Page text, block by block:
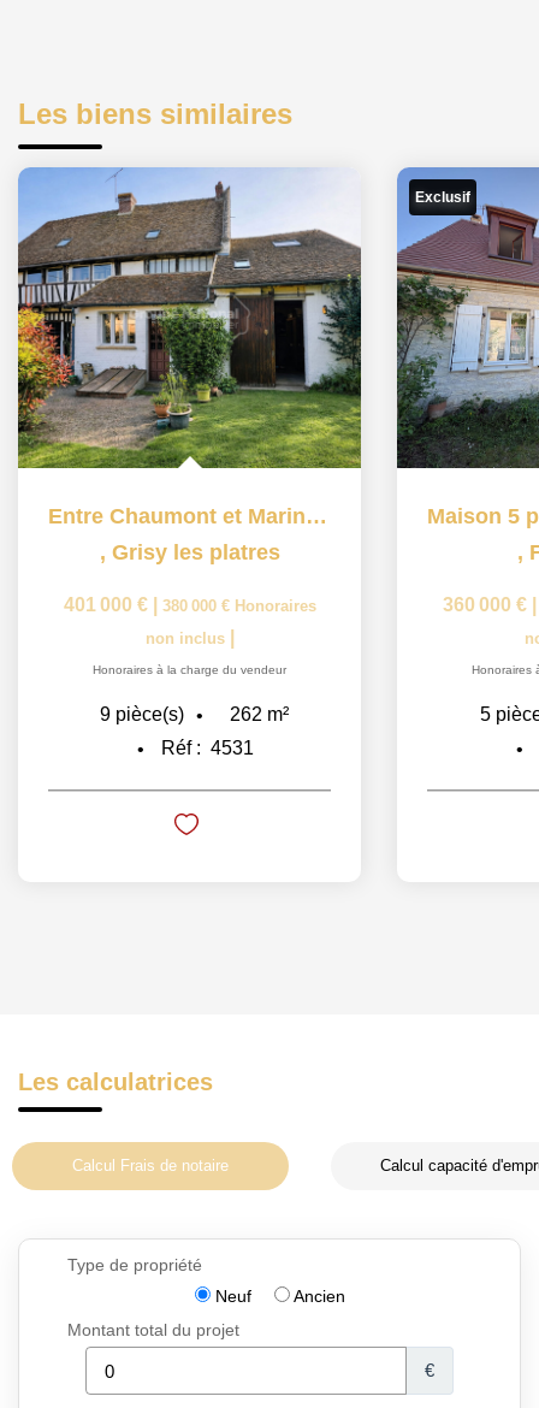
Les biens similaires
Entre Chaumont et Marines 9 pièce(s) 261.97 m2
, Grisy les platres
401 000 € 380 000 € Honoraires
non inclus
Honoraires à la charge du vendeur
9 pièce(s) 262 m²
Réf : 4531
Exclusif
,
360 000 €
Honoraires
5
Les calculatrices
Calcul Frais de notaire Calcul capacité